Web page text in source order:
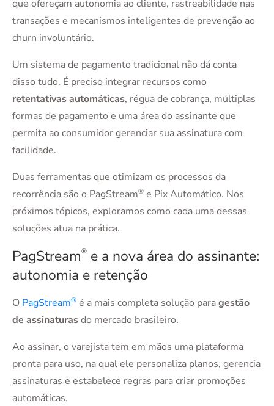
que ofereçam autonomia ao cliente, rastreabilidade nas
transações e mecanismos inteligentes de prevenção ao
churn involuntário.
Um sistema de pagamento tradicional não dá conta
disso tudo. É preciso integrar recursos como
retentativas automáticas, régua de cobrança, múltiplas
formas de pagamento e uma área do assinante que
permita ao consumidor gerenciar sua assinatura com
facilidade.
Duas ferramentas que otimizam os processos da
recorrência são o PagStream® e Pix Automático. Nos
próximos tópicos, exploramos como cada uma dessas
soluções atua na prática.
PagStream® e a nova área do assinante:
autonomia e retenção
O PagStream® é a mais completa solução paragestão
de assinaturasdo mercado brasileiro.
Ao assinar, o varejista tem em mãos uma plataforma
pronta para uso, na qual ele personaliza planos, gerencia
assinaturas e estabelece regras para criar promoções
automáticas.